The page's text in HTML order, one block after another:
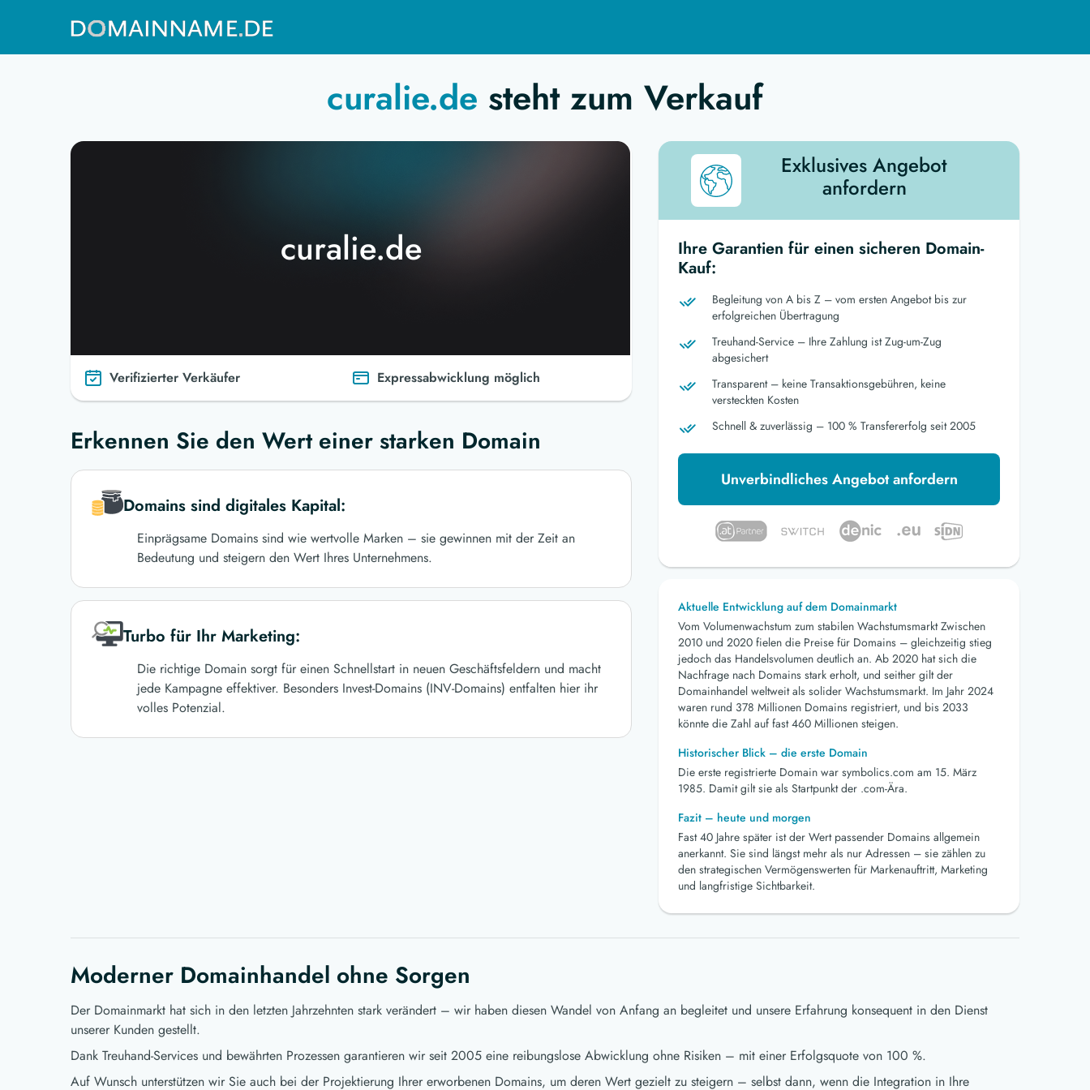
curalie.de steht zum Verkauf
curalie.de
Verifizierter Verkäufer Expressabwicklung möglich
Erkennen Sie den Wert einer starken Domain
Domains sind digitales Kapital:
Einprägsame Domains sind wie wertvolle Marken – sie gewinnen mit der Zeit an
Bedeutung und steigern den Wert Ihres Unternehmens.
Turbo für Ihr Marketing:
Die richtige Domain sorgt für einen Schnellstart in neuen Geschäftsfeldern und macht
jede Kampagne effektiver. Besonders Invest-Domains (INV-Domains) entfalten hier ihr
volles Potenzial.
Exklusives Angebot
anfordern
Ihre Garantien für einen sicheren Domain-
Kauf:
Begleitung von A bis Z – vom ersten Angebot bis zur
erfolgreichen Übertragung
Treuhand-Service – Ihre Zahlung ist Zug-um-Zug
abgesichert
Transparent – keine Transaktionsgebühren, keine
versteckten Kosten
Schnell & zuverlässig – 100 % Transfererfolg seit 2005
Unverbindliches Angebot anfordern
Aktuelle Entwicklung auf dem Domainmarkt
Vom Volumenwachstum zum stabilen Wachstumsmarkt Zwischen
2010 und 2020 fielen die Preise für Domains – gleichzeitig stieg
jedoch das Handelsvolumen deutlich an. Ab 2020 hat sich die
Nachfrage nach Domains stark erholt, und seither gilt der
Domainhandel weltweit als solider Wachstumsmarkt. Im Jahr 2024
waren rund 378 Millionen Domains registriert, und bis 2033
könnte die Zahl auf fast 460 Millionen steigen.
Historischer Blick – die erste Domain
Die erste registrierte Domain war symbolics.com am 15. März
1985. Damit gilt sie als Startpunkt der .com-Ära.
Fazit – heute und morgen
Fast 40 Jahre später ist der Wert passender Domains allgemein
anerkannt. Sie sind längst mehr als nur Adressen – sie zählen zu
den strategischen Vermögenswerten für Markenauftritt, Marketing
und langfristige Sichtbarkeit.
Moderner Domainhandel ohne Sorgen
Der Domainmarkt hat sich in den letzten Jahrzehnten stark verändert – wir haben diesen Wandel von Anfang an begleitet und unsere Erfahrung konsequent in den Dienst
unserer Kunden gestellt.
Dank Treuhand-Services und bewährten Prozessen garantieren wir seit 2005 eine reibungslose Abwicklung ohne Risiken – mit einer Erfolgsquote von 100 %.
Auf Wunsch unterstützen wir Sie auch bei der Projektierung Ihrer erworbenen Domains, um deren Wert gezielt zu steigern – selbst dann, wenn die Integration in Ihre